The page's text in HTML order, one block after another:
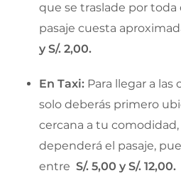
que se traslade por toda
pasaje cuesta
y S/. 2,00.
En Taxi: Para llegar a
solo deberás primero
cercana a tu
dependerá el pasaje,
entre S/. 5,00 y S/. 12,00.